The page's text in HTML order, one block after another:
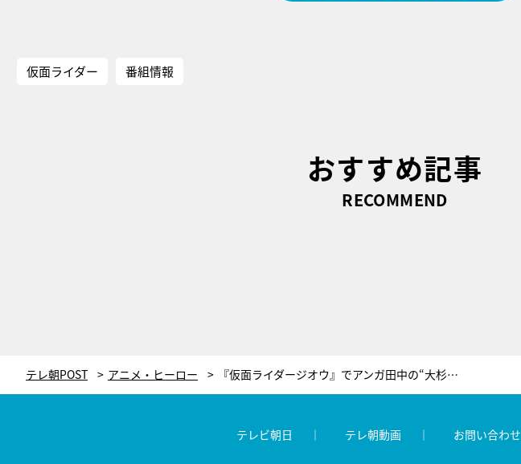
仮面ライダー 番組情報
おすすめ記事
RECOMMEND
テレ朝POST アニメ・ヒーロー 『仮面ライダージオウ』でアンガ田中の“大杉先生”復活！半田健人らも登場
テレビ朝日 テレ朝動画 お問い合わせ